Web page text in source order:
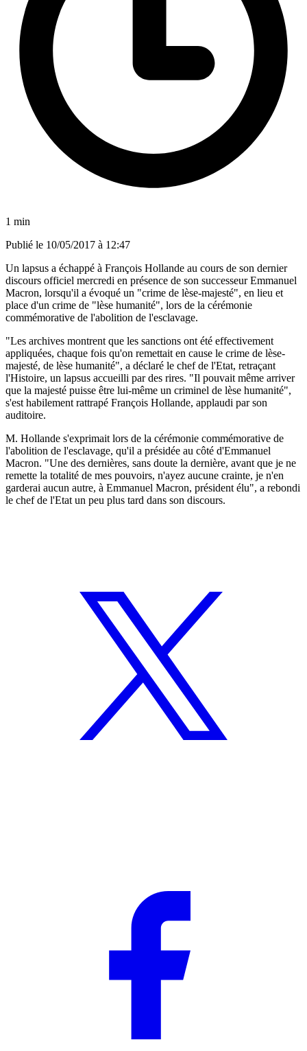
1 min
Publié le 10/05/2017 à 12:47
Un lapsus a échappé à François Hollande au cours de son dernier
discours officiel mercredi en présence de son successeur Emmanuel
Macron, lorsqu'il a évoqué un "crime de lèse-majesté", en lieu et
place d'un crime de "lèse humanité", lors de la cérémonie
commémorative de l'abolition de l'esclavage.
"Les archives montrent que les sanctions ont été effectivement
appliquées, chaque fois qu'on remettait en cause le crime de lèse-
majesté, de lèse humanité", a déclaré le chef de l'Etat, retraçant
l'Histoire, un lapsus accueilli par des rires. "Il pouvait même arriver
que la majesté puisse être lui-même un criminel de lèse humanité",
s'est habilement rattrapé François Hollande, applaudi par son
auditoire.
M. Hollande s'exprimait lors de la cérémonie commémorative de
l'abolition de l'esclavage, qu'il a présidée au côté d'Emmanuel
Macron. "Une des dernières, sans doute la dernière, avant que je ne
remette la totalité de mes pouvoirs, n'ayez aucune crainte, je n'en
garderai aucun autre, à Emmanuel Macron, président élu", a rebondi
le chef de l'Etat un peu plus tard dans son discours.